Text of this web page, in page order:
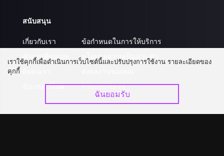
สนับสนุน
เกี่ยวกับเรา
คำถามที่พบบ่อย
อัปเกรด วีไอพี
ข้อกำหนดในการให้บริการ
นโยบายความเป็นส่วนตัว
ร่วมงานกับเรา
เราใช้คุกกี้เพื่อดำเนินการเว็บไซต์นี้และปรับปรุงการใช้งาน รายละเอียดของ
คุกกี้
ฉันยอมรับ